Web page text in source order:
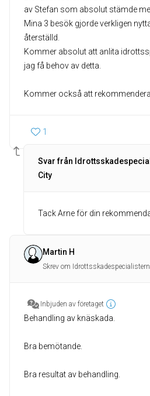
av Stefan som absolut stämde
Mina 3 besök gjorde verkligen
återställd.
Kommer absolut att anlita
jag få behov av detta.
Kommer också att
1
Svar från
City
Tack Arne för din
Martin H
Skrev om
Inbjuden av företaget
Behandling av knäskada.
Bra bemötande.
Bra resultat av behandling.